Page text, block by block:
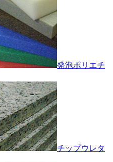
発泡ポリエチ
チップウレタ